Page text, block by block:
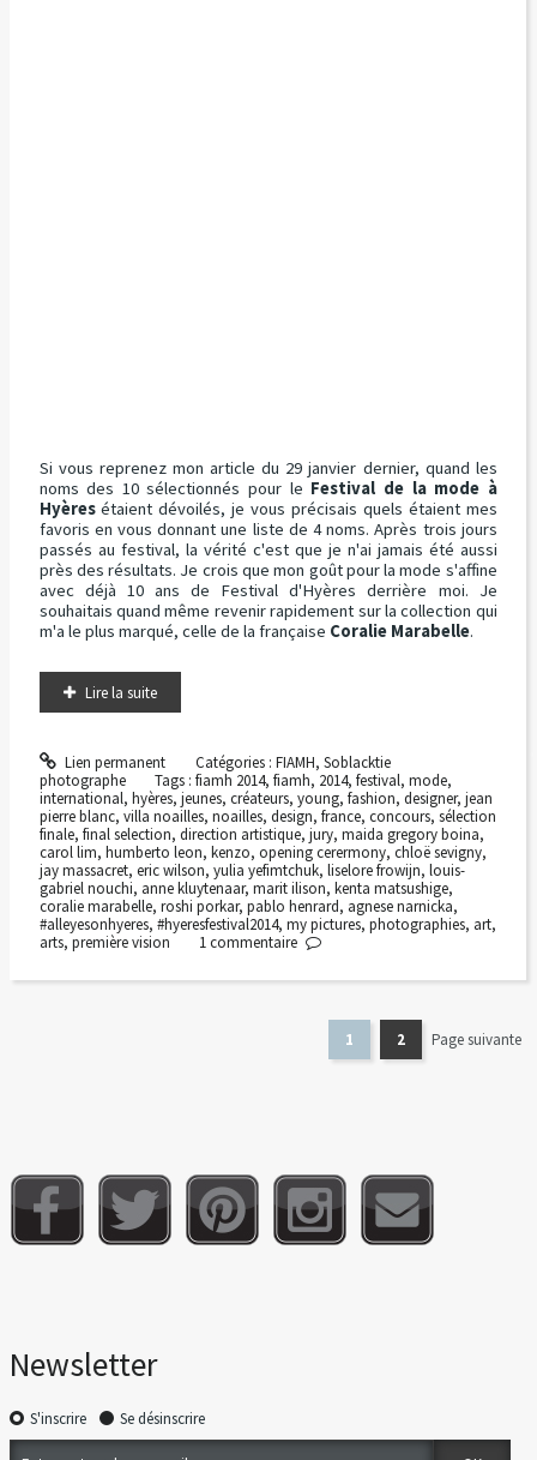
Si vous reprenez mon article du 29 janvier dernier, quand les
noms des 10 sélectionnés pour le Festival de la mode à
Hyèresétaient dévoilés, je vous précisais quels étaient mes
favoris en vous donnant une liste de 4 noms. Après trois jours
passés au festival, la vérité c'est que je n'ai jamais été aussi
près des résultats. Je crois que mon goût pour la mode s'affine
avec déjà 10 ans de Festival d'Hyères derrière moi. Je
souhaitais quand même revenir rapidement sur la collection qui
m'a le plus marqué, celle de la française Coralie Marabelle.
Lire la suite
Lien permanent Catégories : FIAMH, Soblacktie
photographe
Tags :fiamh 2014,fiamh, 2014,festival,mode,
international, hyères, jeunes, créateurs, young, fashion, designer, jean
pierre blanc, villa noailles, noailles, design, france, concours, sélection
finale, final selection, direction artistique, jury, maida gregory boina,
carol lim, humberto leon, kenzo, opening cerermony, chloë sevigny,
jay massacret, eric wilson, yulia yefimtchuk, liselore frowijn, louis-
gabriel nouchi, anne kluytenaar, marit ilison, kenta matsushige,
coralie marabelle, roshi porkar, pablo henrard, agnese narnicka,
#alleyesonhyeres, #hyeresfestival2014, my pictures, photographies, art,
arts, première vision 1commentaire
1 2 Page suivante
Newsletter
S'inscrire Se désinscrire